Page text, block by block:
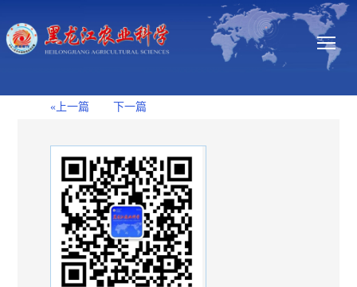
«上一篇 下一篇